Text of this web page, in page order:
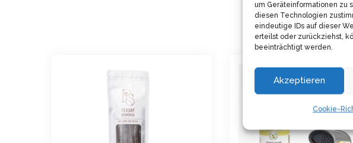
um Geräteinformationen zu
diesen Technologien
eindeutige IDs auf dieser
erteilst oder zurückziehst,
beeinträchtigt werden.
Akzeptieren
Cookie-